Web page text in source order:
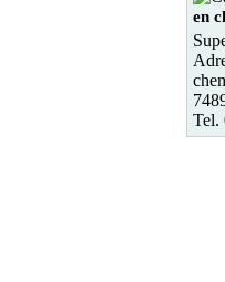
en
Tel.